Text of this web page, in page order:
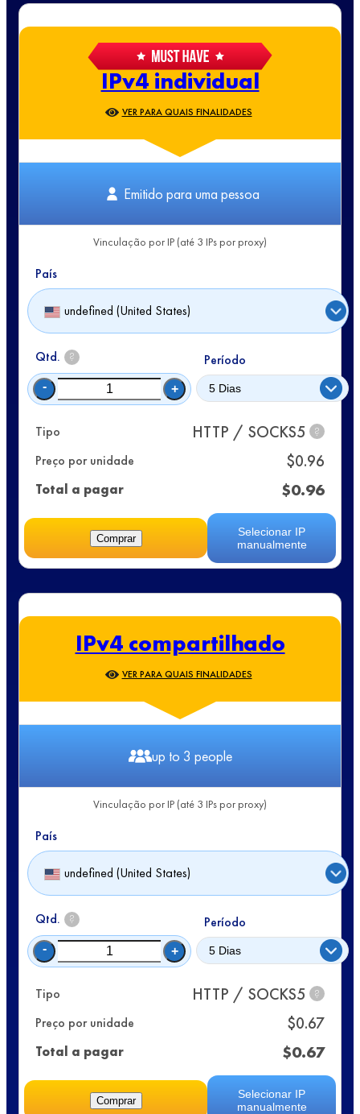
IPv4 individual
VER PARA QUAIS FINALIDADES
Emitido para uma pessoa
Vinculação por IP (até 3 IPs por proxy)
País
undefined (United States)
Qtd. ?
- +
Período
Tipo HTTP / SOCKS5 ?
Preço por unidade $0.96
Total a pagar $0.96
Selecionar IP
manualmente
Comprar
IPv4 compartilhado
VER PARA QUAIS FINALIDADES
up to 3 people
Vinculação por IP (até 3 IPs por proxy)
País
undefined (United States)
Qtd. ?
- +
Período
Tipo HTTP / SOCKS5 ?
Preço por unidade $0.67
Total a pagar $0.67
Selecionar IP
manualmente
Comprar